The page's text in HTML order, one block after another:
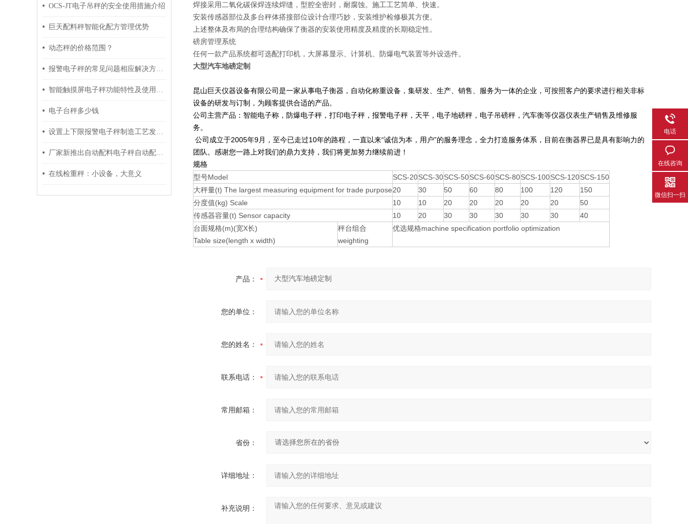
OCS-JT电子吊秤的安全使用措施介绍
巨天配料秤智能化配方管理优势
动态秤的价格范围？
报警电子秤的常见问题相应解决方法分享
智能触摸屏电子秤功能特性及使用说明
电子台秤多少钱
设置上下限报警电子秤制造工艺发展面向多元化
厂家新推出自动配料电子秤自动配方功能
在线检重秤：小设备，大意义
焊接采用二氧化碳保焊连续焊缝，型腔全密封，耐腐蚀。施工工艺简单、快速。
安装传感器部位及多台秤体搭接部位设计合理巧妙，安装维护检修极其方便。
上述整体及布局的合理结构确保了衡器的安装使用精度及精度的长期稳定性。
磅房管理系统
任何一款产品系统都可选配打印机，大屏幕显示、计算机、防爆电气装置等外设选件。
大型汽车地磅定制
昆山巨天仪器设备有限公司是一家从事电子衡器，自动化称重设备，集研发、生产、销售、服务为一体的企业，可按照客户的要求进行相关非标
设备的研发与订制，为顾客提供合适的产品。
公司主营产品：智能电子称，防爆电子秤，打印电子秤，报警电子秤，天平，电子地磅秤，电子吊磅秤，汽车衡等仪器仪表生产销售及维修服
务。
公司成立于2005年9月，至今已走过10年的路程，一直以来“诚信为本，用户”的服务理念，全力打造服务体系，目前在衡器界已是具有影响力的
团队。感谢您一路上对我们的鼎力支持，我们将更加努力继续前进！
规格
型号Model
SCS-20SCS-30SCS-50SCS-60SCS-80SCS-100SCS-120SCS-150
大秤量(t) The largest measuring equipment for trade purpose20 30 50 60 80 100 120
150
分度值(kg) Scale
10 10 20 20 20 20 20
50
传感器容量(t) Sensor capacity
10 20 30 30 30 30 30
40
台面规格(m)(宽X长)
Table size(length x width)
秤台组合
weighting
优选规格machine specification portfolio optimization
产品：
您的单位：
您的姓名：
联系电话：
常用邮箱：
省份：
详细地址：
补充说明：
电话
在线咨询
微信扫一扫